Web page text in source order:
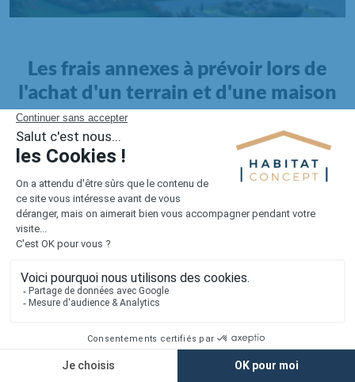
Les frais annexes à prévoir lors de
l'achat d'un terrain et d'une maison
Il faut également intégrer à votre budget, les
pour la maison. Outre l'achat du terrain et la construction, il
faut prendre en compte la viabilisation si elle n'est pas
proposée par le constructeur. Les frais de raccordements et les
taxes éventuelles coûtent entre 5 000 et 15 000 euros selon la
localisation du terrain et son accès.
Quant auxfrais de notaire
Lorsque vous vous tournez vers une maison existante, il sera
nécessaire de faire des travaux de rénovation. Ceux-ci sont
souvent coûteux et doivent être ajoutés au prix de l'achat